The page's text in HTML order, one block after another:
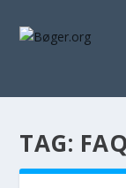
TAG: FAQ